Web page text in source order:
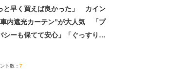
と早く買えば良かった」 カイン
車内遮光カーテン”が大人気 「プ
シーも保てて安心」「ぐっすり眠
ト数： 7